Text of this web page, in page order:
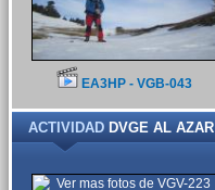
EA3HP - VGB-043
ACTIVIDADDVGE AL AZAR